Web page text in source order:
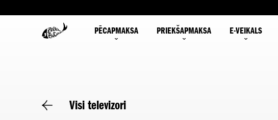
PĒCAPMAKSA PRIEKŠAPMAKSA E-VEIKALS
Visi televizori